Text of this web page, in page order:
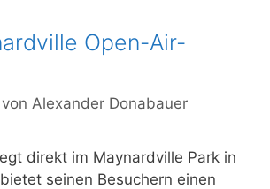
Open-Air-
von Alexander Donabauer
direkt im Maynardville Park in
seinen Besuchern einen